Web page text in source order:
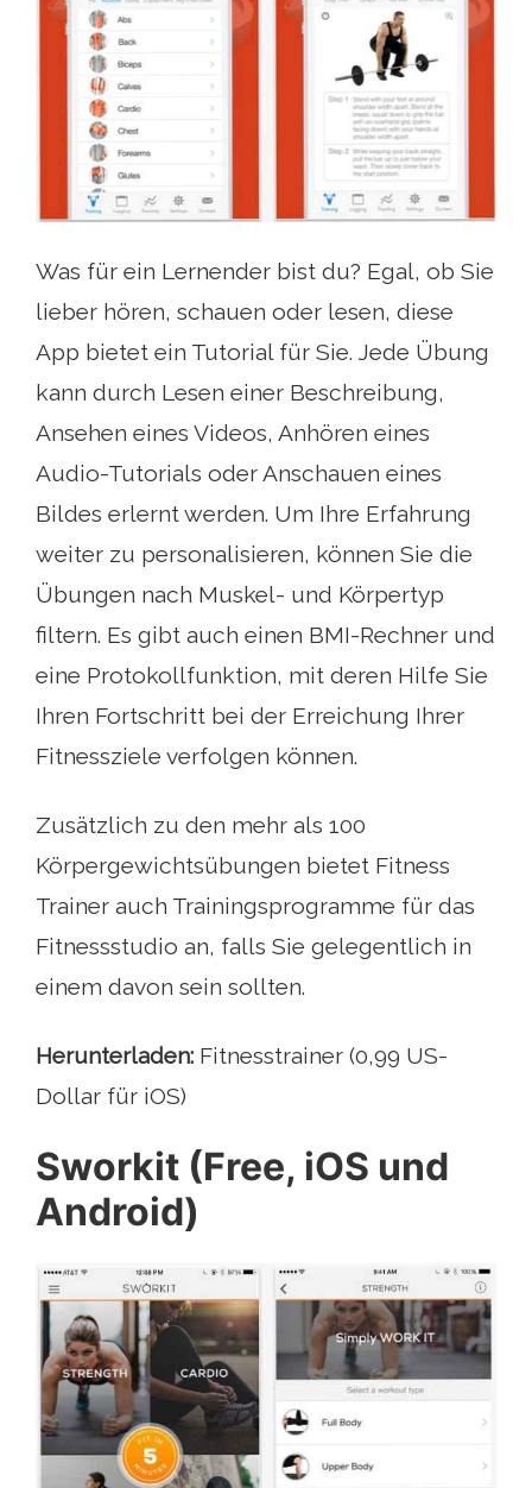
Was für ein Lernender bist du? Egal, ob Sie
lieber hören, schauen oder lesen, diese
App bietet ein Tutorial für Sie. Jede Übung
kann durch Lesen einer Beschreibung,
Ansehen eines Videos, Anhören eines
Audio-Tutorials oder Anschauen eines
Bildes erlernt werden. Um Ihre Erfahrung
weiter zu personalisieren, können Sie die
Übungen nach Muskel- und Körpertyp
filtern. Es gibt auch einen BMI-Rechner und
eine Protokollfunktion, mit deren Hilfe Sie
Ihren Fortschritt bei der Erreichung Ihrer
Fitnessziele verfolgen können.
Zusätzlich zu den mehr als 100
Körpergewichtsübungen bietet Fitness
Trainer auch Trainingsprogramme für das
Fitnessstudio an, falls Sie gelegentlich in
einem davon sein sollten.
Herunterladen: Fitnesstrainer (0,99 US-
Dollar für iOS)
Sworkit (Free, iOS und
Android)